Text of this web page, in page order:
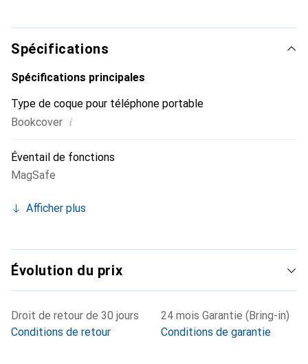
internationalement pour ses produits de haute qualité et
constitue un choix fiable pour une clientèle exigeante.
Spécifications
Spécifications principales
Type de coque pour téléphone portable
Bookcover i
Éventail de fonctions
MagSafe
Afficher plus
Évolution du prix
Droit de retour de 30 jours
Conditions de retour
24 mois Garantie (Bring-in)
Conditions de garantie